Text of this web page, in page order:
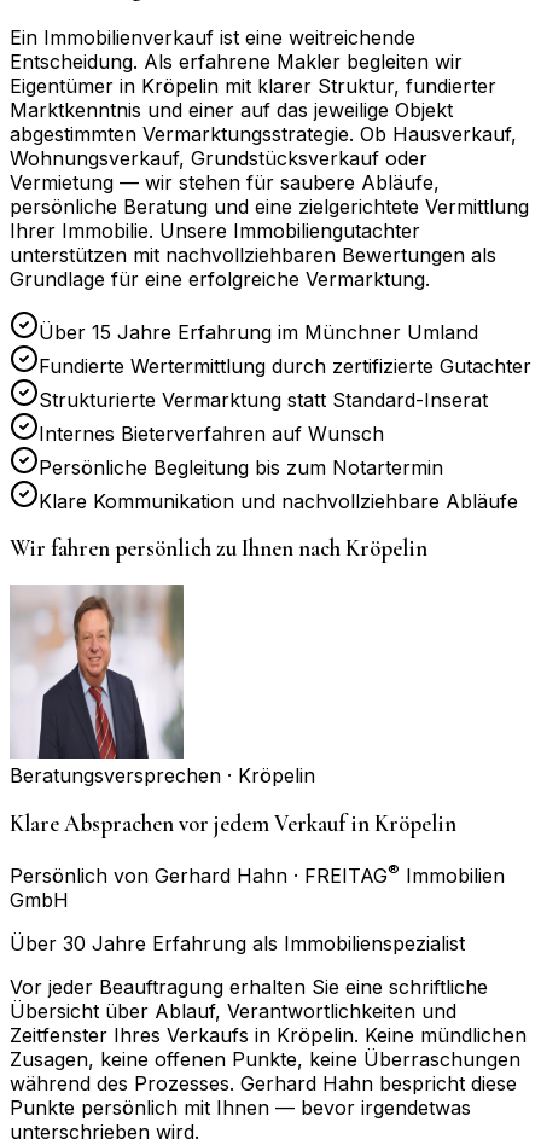
Ein Immobilienverkauf ist eine weitreichende
Entscheidung. Als erfahrene Makler begleiten wir
Eigentümer in Kröpelin mit klarer Struktur, fundierter
Marktkenntnis und einer auf das jeweilige Objekt
abgestimmten Vermarktungsstrategie. Ob Hausverkauf,
Wohnungsverkauf, Grundstücksverkauf oder
Vermietung — wir stehen für saubere Abläufe,
persönliche Beratung und eine zielgerichtete Vermittlung
Ihrer Immobilie. Unsere Immobiliengutachter
unterstützen mit nachvollziehbaren Bewertungen als
Grundlage für eine erfolgreiche Vermarktung.
Über 15 Jahre Erfahrung im Münchner Umland
Fundierte Wertermittlung durch zertifizierte Gutachter
Strukturierte Vermarktung statt Standard-Inserat
Internes Bieterverfahren auf Wunsch
Persönliche Begleitung bis zum Notartermin
Klare Kommunikation und nachvollziehbare Abläufe
Wir fahren persönlich zu Ihnen nachKröpelin
Beratungsversprechen · Kröpelin
Klare Absprachen vor jedem Verkauf in Kröpelin
Persönlich von Gerhard Hahn · FREITAG® Immobilien
GmbH
Über 30 Jahre Erfahrung als Immobilienspezialist
Vor jeder Beauftragung erhalten Sie eine schriftliche
Übersicht über Ablauf, Verantwortlichkeiten und
Zeitfenster Ihres Verkaufs in Kröpelin. Keine mündlichen
Zusagen, keine offenen Punkte, keine Überraschungen
während des Prozesses. Gerhard Hahn bespricht diese
Punkte persönlich mit Ihnen — bevor irgendetwas
unterschrieben wird.